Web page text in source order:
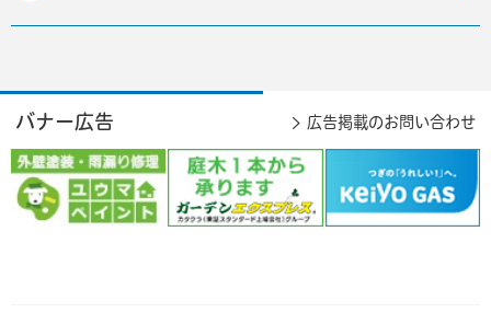
バナー広告 広告掲載のお問い合わせ